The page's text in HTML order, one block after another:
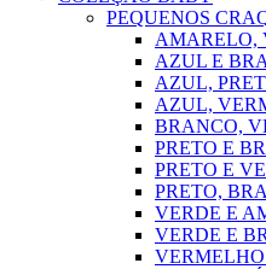
PEQUENOS
AMARELO,
AZUL E
AZUL,
AZUL,
BRANCO,
PRETO E
PRETO E
PRETO,
VERDE E
VERDE E